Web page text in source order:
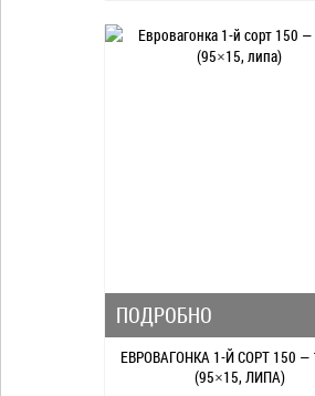
ПОДРОБНО
ЕВРОВАГОНКА 1-Й СОРТ 150 —
(95×15, ЛИПА)